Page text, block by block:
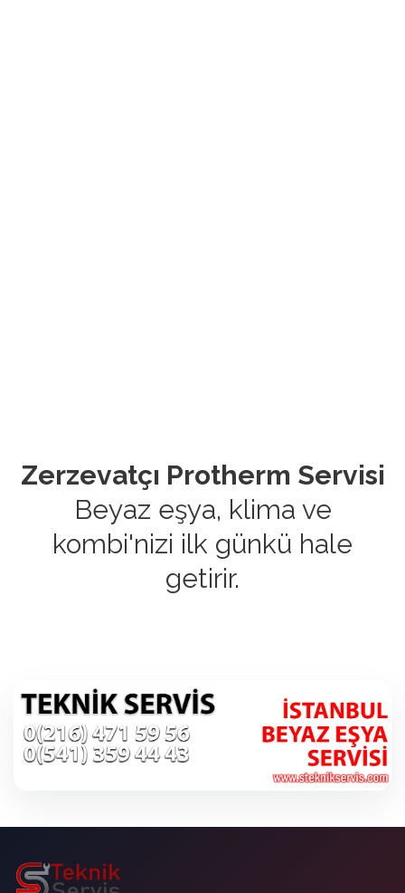
Zerzevatçı Protherm Servisi
Beyaz eşya, klima ve
kombi'nizi ilk günkü hale
getirir.